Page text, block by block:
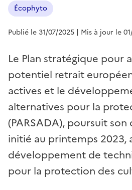
Écophyto
Publié le 31/07/2025 | Mis à jour le
Le Plan stratégique pour
potentiel retrait
actives et le
alternatives pour la
(PARSADA), poursuit
initié au printemps 2023,
développement de
pour la protection des